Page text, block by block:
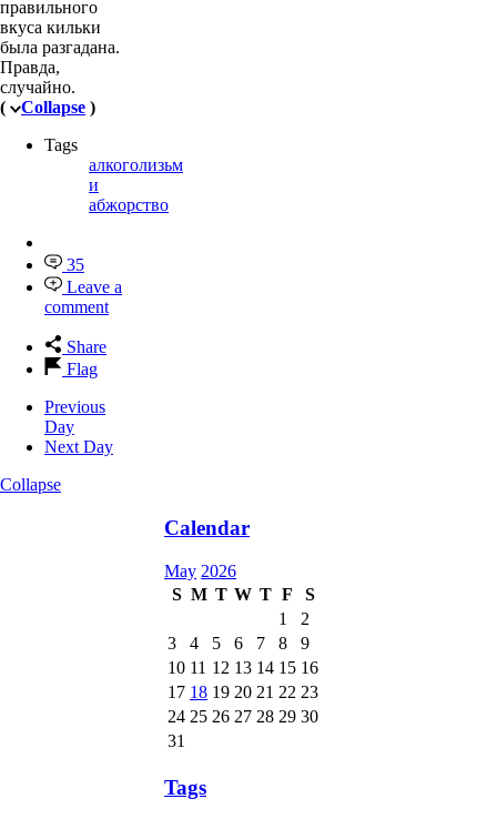
правильного
вкуса кильки
была разгадана.
Правда,
случайно.
(
Collapse )
Tags
алкоголизьм
и
абжорство
35
Leave a
comment
Share
Flag
Previous
Day
Next Day
Collapse
Calendar
May 2026
S M T W T F
S
1
2
3
4 5 6 7 8
9
10 11 12 13 14 15 16
17 18 19 20 21 22 23
24 25 26 27 28 29 30
31
Tags